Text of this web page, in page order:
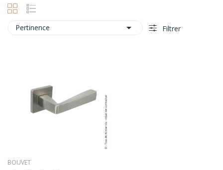
Pertinence  Filtrer
BOUVET